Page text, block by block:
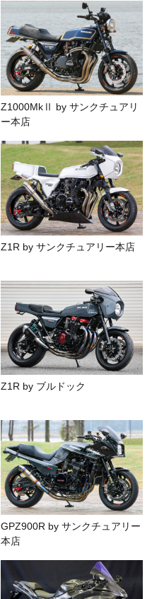
Z1000MkⅡ by サンクチュアリ
ー本店
Z1R by サンクチュアリー本店
Z1R by ブルドック
GPZ900R by サンクチュアリー
本店